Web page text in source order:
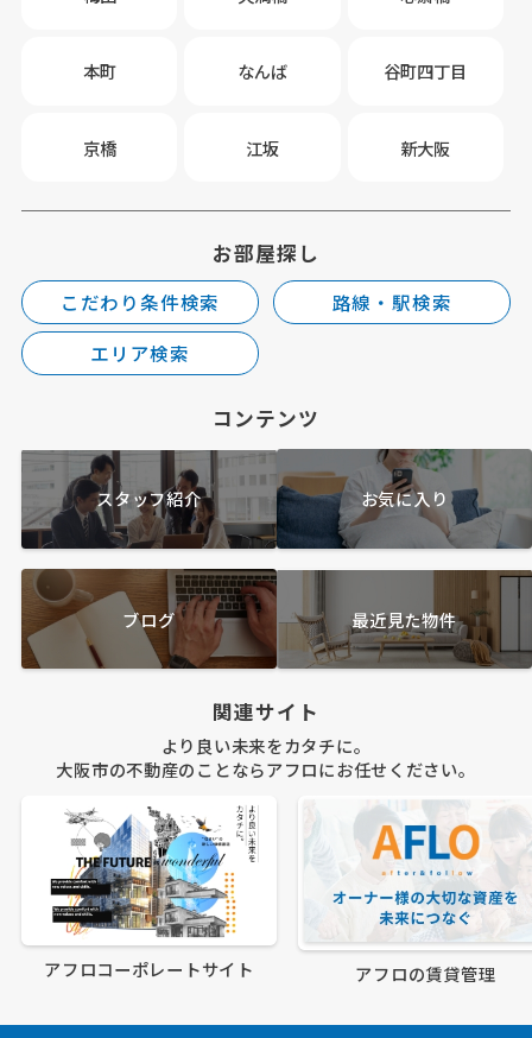
本町 なんば 谷町四丁目
京橋 江坂 新大阪
お部屋探し
こだわり条件検索
路線・駅検索
エリア検索
コンテンツ
スタッフ紹介 お気に入り
ブログ 最近見た物件
関連サイト
より良い未来をカタチに。
大阪市の不動産のことならアフロにお任せください。
アフロコーポレートサイト アフロの賃貸管理